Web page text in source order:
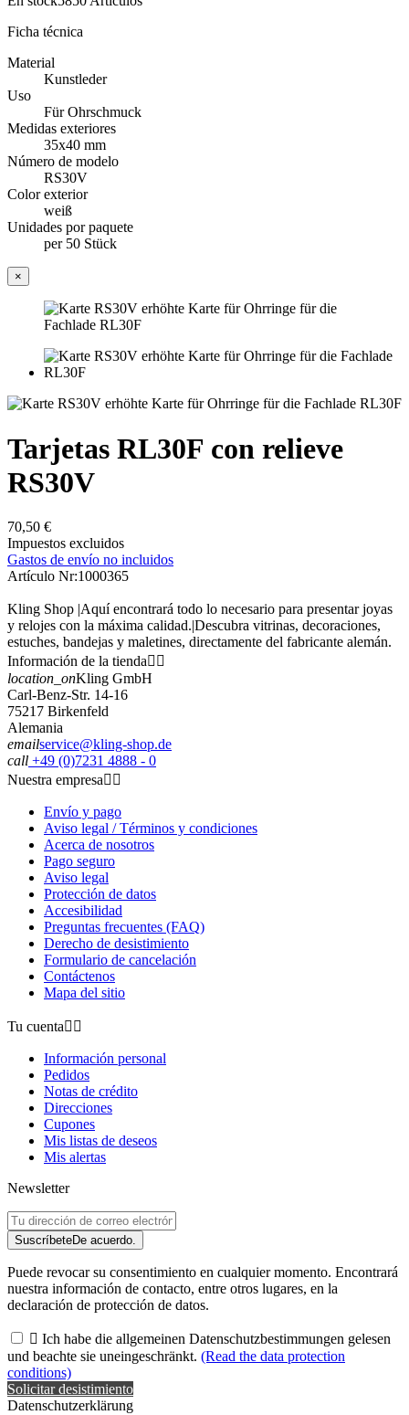
Ficha técnica
Material
Kunstleder
Uso
Für Ohrschmuck
Medidas exteriores
35x40 mm
Número de modelo
RS30V
Color exterior
weiß
Unidades por paquete
per 50 Stück
×
Tarjetas RL30F con relieve
RS30V
70,50 €
Impuestos excluidos
Gastos de envío no incluidos
Artículo Nr:1000365
Kling Shop |Aquí encontrará todo lo necesario para presentar joyas
y relojes con la máxima calidad.|Descubra vitrinas, decoraciones,
estuches, bandejas y maletines, directamente del fabricante alemán.
Información de la tienda 
location_onKling GmbH
Carl-Benz-Str. 14-16
75217 Birkenfeld
Alemania
emailservice@kling-shop.de
call +49 (0)7231 4888 - 0
Nuestra empresa 
Envío y pago
Aviso legal / Términos y condiciones
Acerca de nosotros
Pago seguro
Aviso legal
Protección de datos
Accesibilidad
Preguntas frecuentes (FAQ)
Derecho de desistimiento
Formulario de cancelación
Contáctenos
Mapa del sitio
Tu cuenta 
Información personal
Pedidos
Notas de crédito
Direcciones
Cupones
Mis listas de deseos
Mis alertas
Newsletter
SuscríbeteDe acuerdo.
Puede revocar su consentimiento en cualquier momento. Encontrará
nuestra información de contacto, entre otros lugares, en la
declaración de protección de datos.
 Ich habe die allgemeinen Datenschutzbestimmungen gelesen
und beachte sie uneingeschränkt. (Read the data protection
conditions)
Solicitar desistimiento
Datenschutzerklärung